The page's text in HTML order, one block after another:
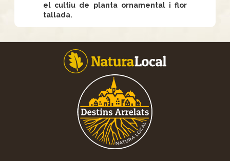
el cultiu de planta ornamental i flor
tallada.